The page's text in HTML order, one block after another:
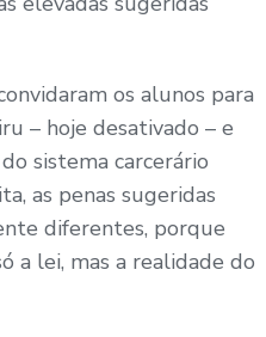
os alunos para
– hoje desativado – e
sistema carcerário
as penas sugeridas
diferentes, porque
a lei, mas a realidade do